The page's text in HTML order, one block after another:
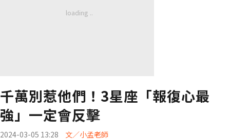
千萬別惹他們！3星座「報復心最
強」一定會反擊
2024-03-05 13:28 文／小孟老師